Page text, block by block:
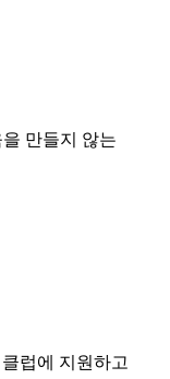
만들지 않는
럽에 지원하고